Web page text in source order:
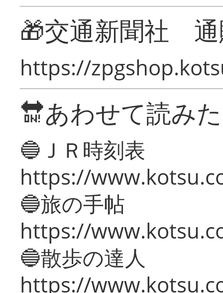
🎁交通新聞社
https://
🔛あわせて読み
🔵ＪＲ時刻表
https://
🔵旅の手帖
https://
🔵散歩の達人
https://